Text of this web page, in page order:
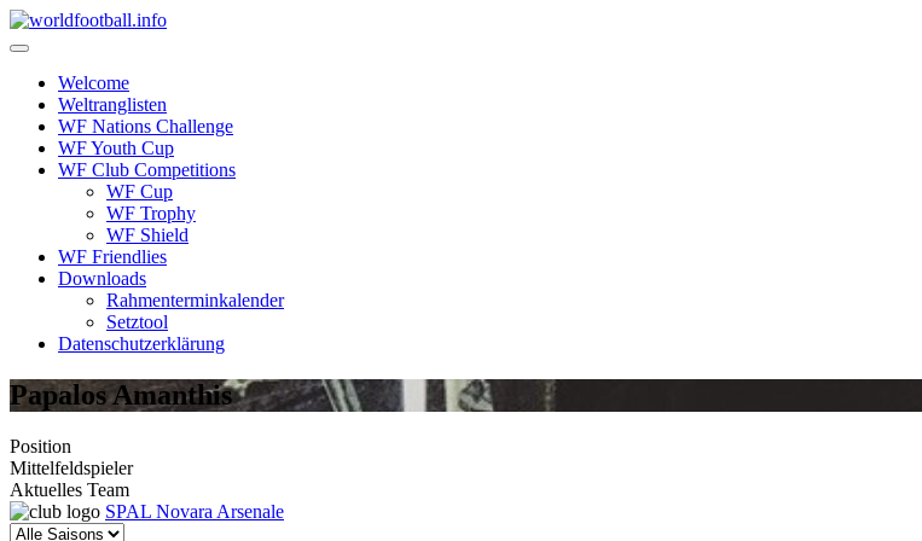
Skip
to
Welcome
Weltranglisten
WF Nations Challenge
WF Youth Cup
WF Club Competitions
WF Cup
WF Trophy
WF Shield
WF Friendlies
Downloads
Rahmenterminkalender
Setztool
Datenschutzerklärung
Papalos Amanthis
Position
Mittelfeldspieler
Aktuelles Team
SPAL Novara Arsenale